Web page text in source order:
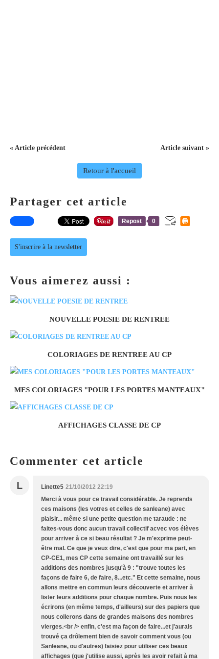
« Article précédent Article suivant »
Retour à l'accueil
Partager cet article
Repost 0
S'inscrire à la newsletter
Vous aimerez aussi :
NOUVELLE POESIE DE RENTREE
COLORIAGES DE RENTREE AU CP
MES COLORIAGES "POUR LES PORTES MANTEAUX"
AFFICHAGES CLASSE DE CP
Commenter cet article
L Linette5 21/10/2012 22:19
Merci à vous pour ce travail considérable. Je reprends
ces maisons (les votres et celles de sanleane) avec
plaisir... même si une petite question me taraude : ne
faites-vous donc aucun travail collectif acvec vos élèves
pour arriver à ce si beau résultat ? Je m'exprime peut-
être mal. Ce que je veux dire, c'est que pour ma part, en
CP-CE1, mes CP cette semaine ont travaillé sur les
additions des nombres jusqu'à 9 : "trouve toutes les
façons de faire 6, de faire, 8...etc." Et cette semaine, nous
allons mettre en commun leurs découverte et arriver à
lister leurs additions pour chaque nombre. Puis nous les
écrirons (en même temps, d'ailleurs) sur des papiers que
nous collerons dans de grandes maisons des nombres
vierges.<br /> enfin, c'est ma façon de faire...et j'aurais
trouvé ça drôlement bien de savoir comment vous (ou
Sanleane, ou d'autres) faisiez pour utiliser ces beaux
affichages (que j'utilise aussi, après les avoir refait à ma